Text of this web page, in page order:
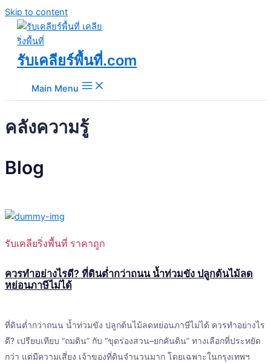
Skip to content
รับเคลียร์พื้นที่.com
Main Menu
คลังความรู้
Blog
รับเคลียริ่งพื้นที่ ราคาถูก
ควรทำอย่างไรดี? ที่ดินต่ำกว่าถนน น้ำท่วมขัง ปลูกต้นไม้ลด
หย่อนภาษีไม่ได้
ที่ดินต่ำกว่าถนน น้ำท่วมขัง ปลูกต้นไม้ลดหย่อนภาษีไม่ได้ ควรทำอย่างไร
ดี? เปรียบเทียบ “ถมดิน” กับ “ขุดร่องสวน–ยกคันดิน” ทางเลือกที่ประหยัด
กว่า แต่มีความเสี่ยง เจ้าของที่ดินจำนวนมาก โดยเฉพาะในกรุงเทพฯ